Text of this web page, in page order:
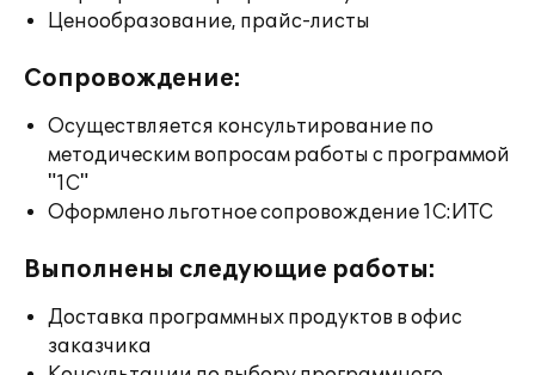
Ценообразование, прайс-листы
Сопровождение:
Осуществляется консультирование по
методическим вопросам работы с программой
"1С"
Оформлено льготное сопровождение 1С:ИТС
Выполнены следующие работы:
Доставка программных продуктов в офис
заказчика